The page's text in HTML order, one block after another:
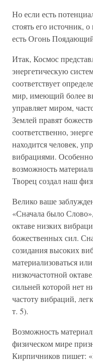
Но если есть
стоять его источник,
есть Огонь
Итак, Космос
энергетическую
соответствует
мир, имеющий более
управляет миром,
Землей правят
соответственно,
находится человек,
вибрациями.
возможность
Творец создал наш
Велико ваше
«Сначала было
октаве низких
божественных сил.
созидания высоких
материализоваться
низкочастотной
сильней которой нет
частоту вибраций,
т. 5).
Возможность
физическом мире
Кирпичников пишет: